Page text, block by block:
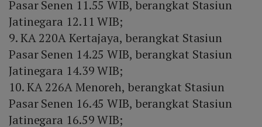
Pasar Senen 11.55 WIB, berangkat Stasiun
Jatinegara 12.11 WIB;
9. KA 220A Kertajaya, berangkat Stasiun
Pasar Senen 14.25 WIB, berangkat Stasiun
Jatinegara 14.39 WIB;
10. KA 226A Menoreh, berangkat Stasiun
Pasar Senen 16.45 WIB, berangkat Stasiun
Jatinegara 16.59 WIB;